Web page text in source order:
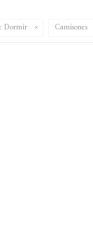
Dormir Camisones